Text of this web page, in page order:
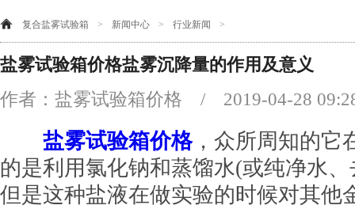
复合盐雾试验箱 > 新闻中心 > 行业新闻 >
盐雾试验箱价格盐雾沉降量的作用及意义
作者：盐雾试验箱价格 / 2019-04-28
盐雾试验箱价格，众所周知的它
的是利用氯化钠和蒸馏水(或纯净水
但是这种盐液在做实验的时候对其他